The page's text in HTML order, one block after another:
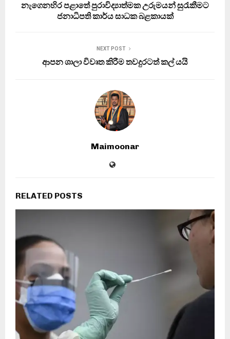
නැගෙනහිර පළාතේ පුරාවිද්‍යාත්මක උරුමයන් සුරැකීමට
ජනාධිපති කාර්ය සාධක බළකායක්
NEXT POST
ආපන ශාලා විවෘත කිරීම තවදුරටත් කල් යයි
Maimoonar
RELATED POSTS